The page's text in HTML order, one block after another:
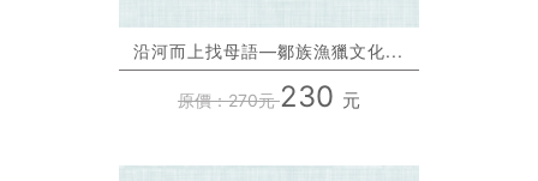
沿河而上找母語—鄒族漁獵文化...
原價：270元230 元